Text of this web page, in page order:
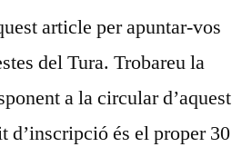
article per apuntar-vos
del Tura. Trobareu la
a la circular d’aquest
d’inscripció és el proper 30